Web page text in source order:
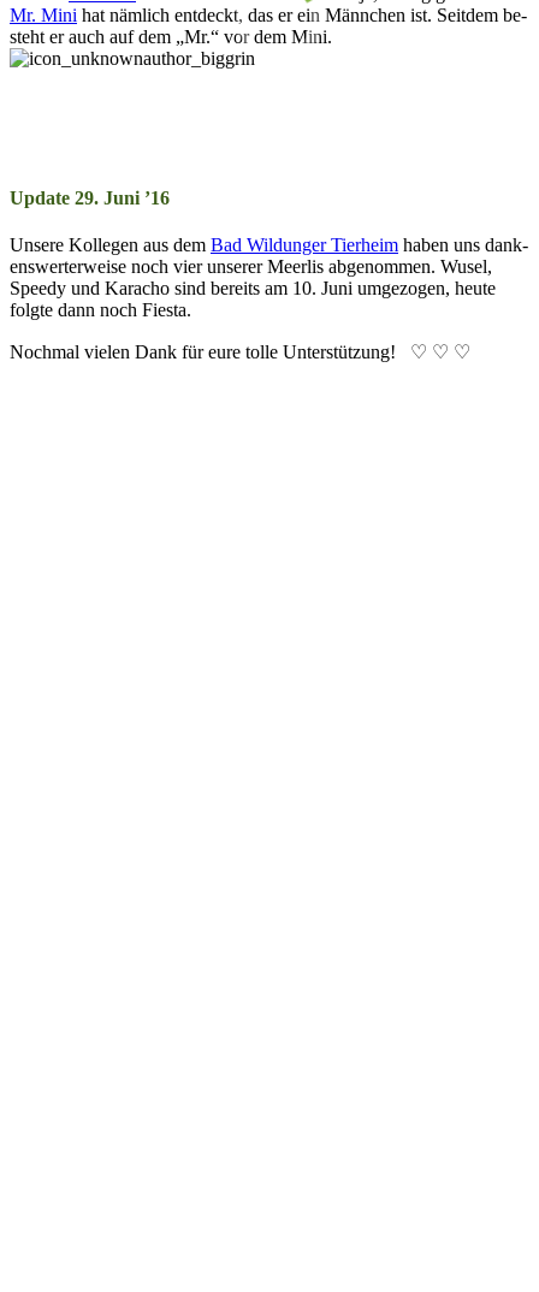
Mr. Mini hat näm­lich ent­deckt, das er ein Männ­chen ist. Seit­dem be­
steht er auch auf dem „Mr.“ vor dem Mini.
Update 29. Juni ’16
Unsere Kollegen aus dem Bad Wil­dun­ger Tier­­heim ha­ben uns dank­
ens­wer­ter­weise noch vier un­ser­er Meer­lis ab­ge­nom­men. Wu­sel,
Speedy und Ka­racho sind be­reits am 10. Juni um­ge­zo­gen, heute
folg­te dann noch Fie­sta.
Nochmal vielen Dank für eure tolle Un­ter­stütz­ung! ♡ ♡ ♡